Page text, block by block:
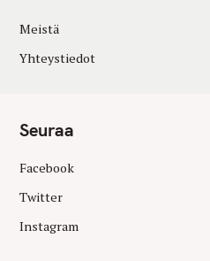
Meistä
Yhteystiedot
Seuraa
Facebook
Twitter
Instagram